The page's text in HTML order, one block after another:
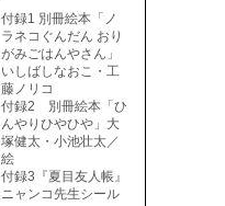
付録1 別冊絵本「ノ
ラネコぐんだん おり
がみごはんやさん」
いしばしなおこ・工
藤ノリコ
付録2 別冊絵本「ひ
んやりひやひや」大
塚健太・小池壮太／
絵
付録3『夏目友人帳』
ニャンコ先生シール